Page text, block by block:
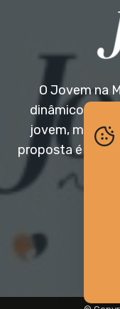
O Jovem na
dinâmico e
jovem, mas
proposta é